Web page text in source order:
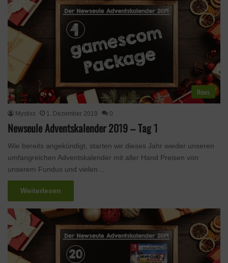
News
Mystixx 1. Dezember 2019 0
Newseule Adventskalender 2019 – Tag 1
Wie bereits angekündigt, starten wir dieses Jahr wieder unseren
umfangreichen Adventskalender mit aller Hand Preisen von
unserem Fundus und vielen…
Weiterlesen